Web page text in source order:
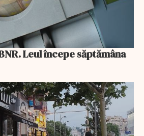
Leul începe săptămâna